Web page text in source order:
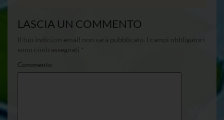
LASCIA UN COMMENTO
Il tuo indirizzo email non sarà pubblicato.
I campi obbligatori
sono contrassegnati
Commento